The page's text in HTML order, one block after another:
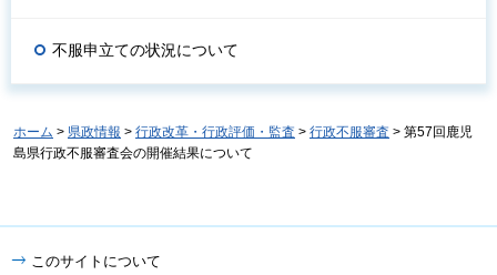
不服申立ての状況について
ホーム > 県政情報 > 行政改革・行政評価・監査 > 行政不服審査 > 第57回鹿児
島県行政不服審査会の開催結果について
このサイトについて